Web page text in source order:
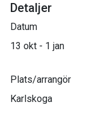
Detaljer
Datum
13 okt - 1 jan
Plats/arrangör
Karlskoga